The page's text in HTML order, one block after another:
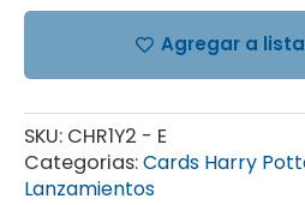
Agregar a
SKU: CHR1Y2 - E
Categorias:Cards Harry
Lanzamientos